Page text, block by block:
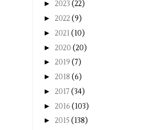
► 2023 (22)
► 2022(9)
► 2021(10)
► 2020 (20)
► 2019 (7)
► 2018 (6)
► 2017 (34)
► 2016 (103)
► 2015 (138)